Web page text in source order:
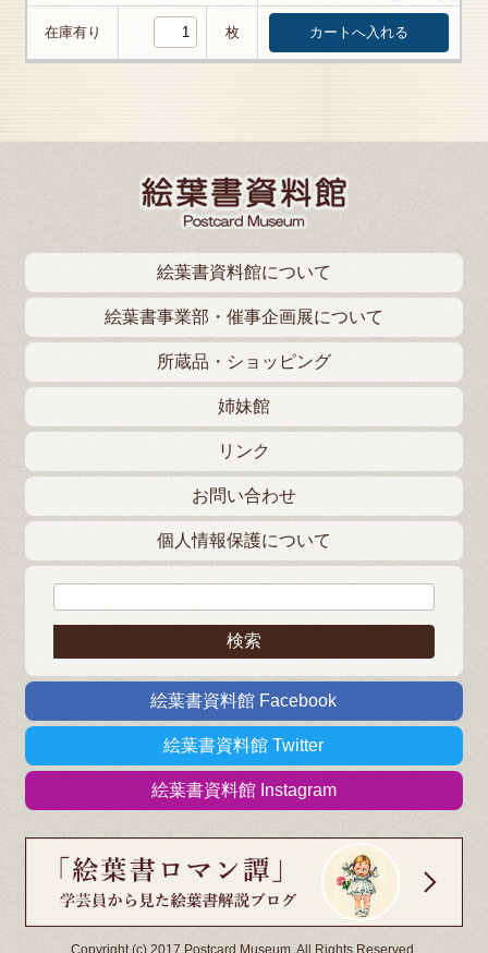
在庫有り 枚
絵葉書資料館について
絵葉書事業部・催事企画展について
所蔵品・ショッピング
姉妹館
リンク
お問い合わせ
個人情報保護について
絵葉書資料館 Facebook
絵葉書資料館 Twitter
絵葉書資料館 Instagram